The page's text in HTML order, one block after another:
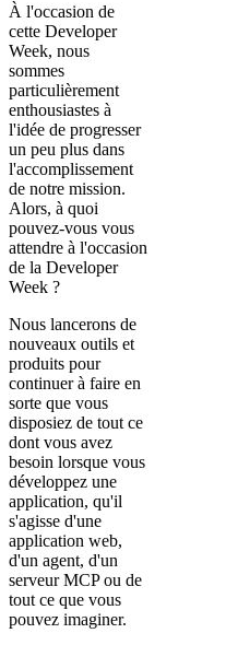
À l'occasion de
cette Developer
Week, nous
sommes
particulièrement
enthousiastes à
l'idée de progresser
un peu plus dans
l'accomplissement
de notre mission.
Alors, à quoi
pouvez-vous vous
attendre à l'occasion
de la Developer
Week ?
Nous lancerons de
nouveaux outils et
produits pour
continuer à faire en
sorte que vous
disposiez de tout ce
dont vous avez
besoin lorsque vous
développez une
application, qu'il
s'agisse d'une
application web,
d'un agent, d'un
serveur MCP ou de
tout ce que vous
pouvez imaginer.